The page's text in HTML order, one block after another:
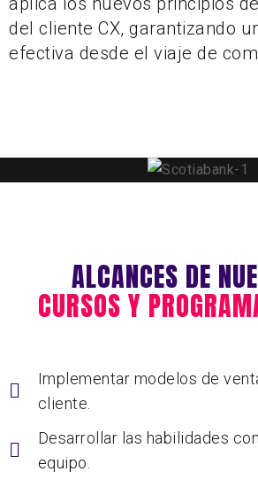
del cliente CX, garantizando
efectiva desde el viaje de
ALCANCES DE
CURSOS Y
Implementar modelos de
cliente.
Desarrollar las habilidades
equipo.